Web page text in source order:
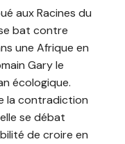
aux Racines du
bat contre
une Afrique en
Gary le
écologique.
la contradiction
se débat
de croire en